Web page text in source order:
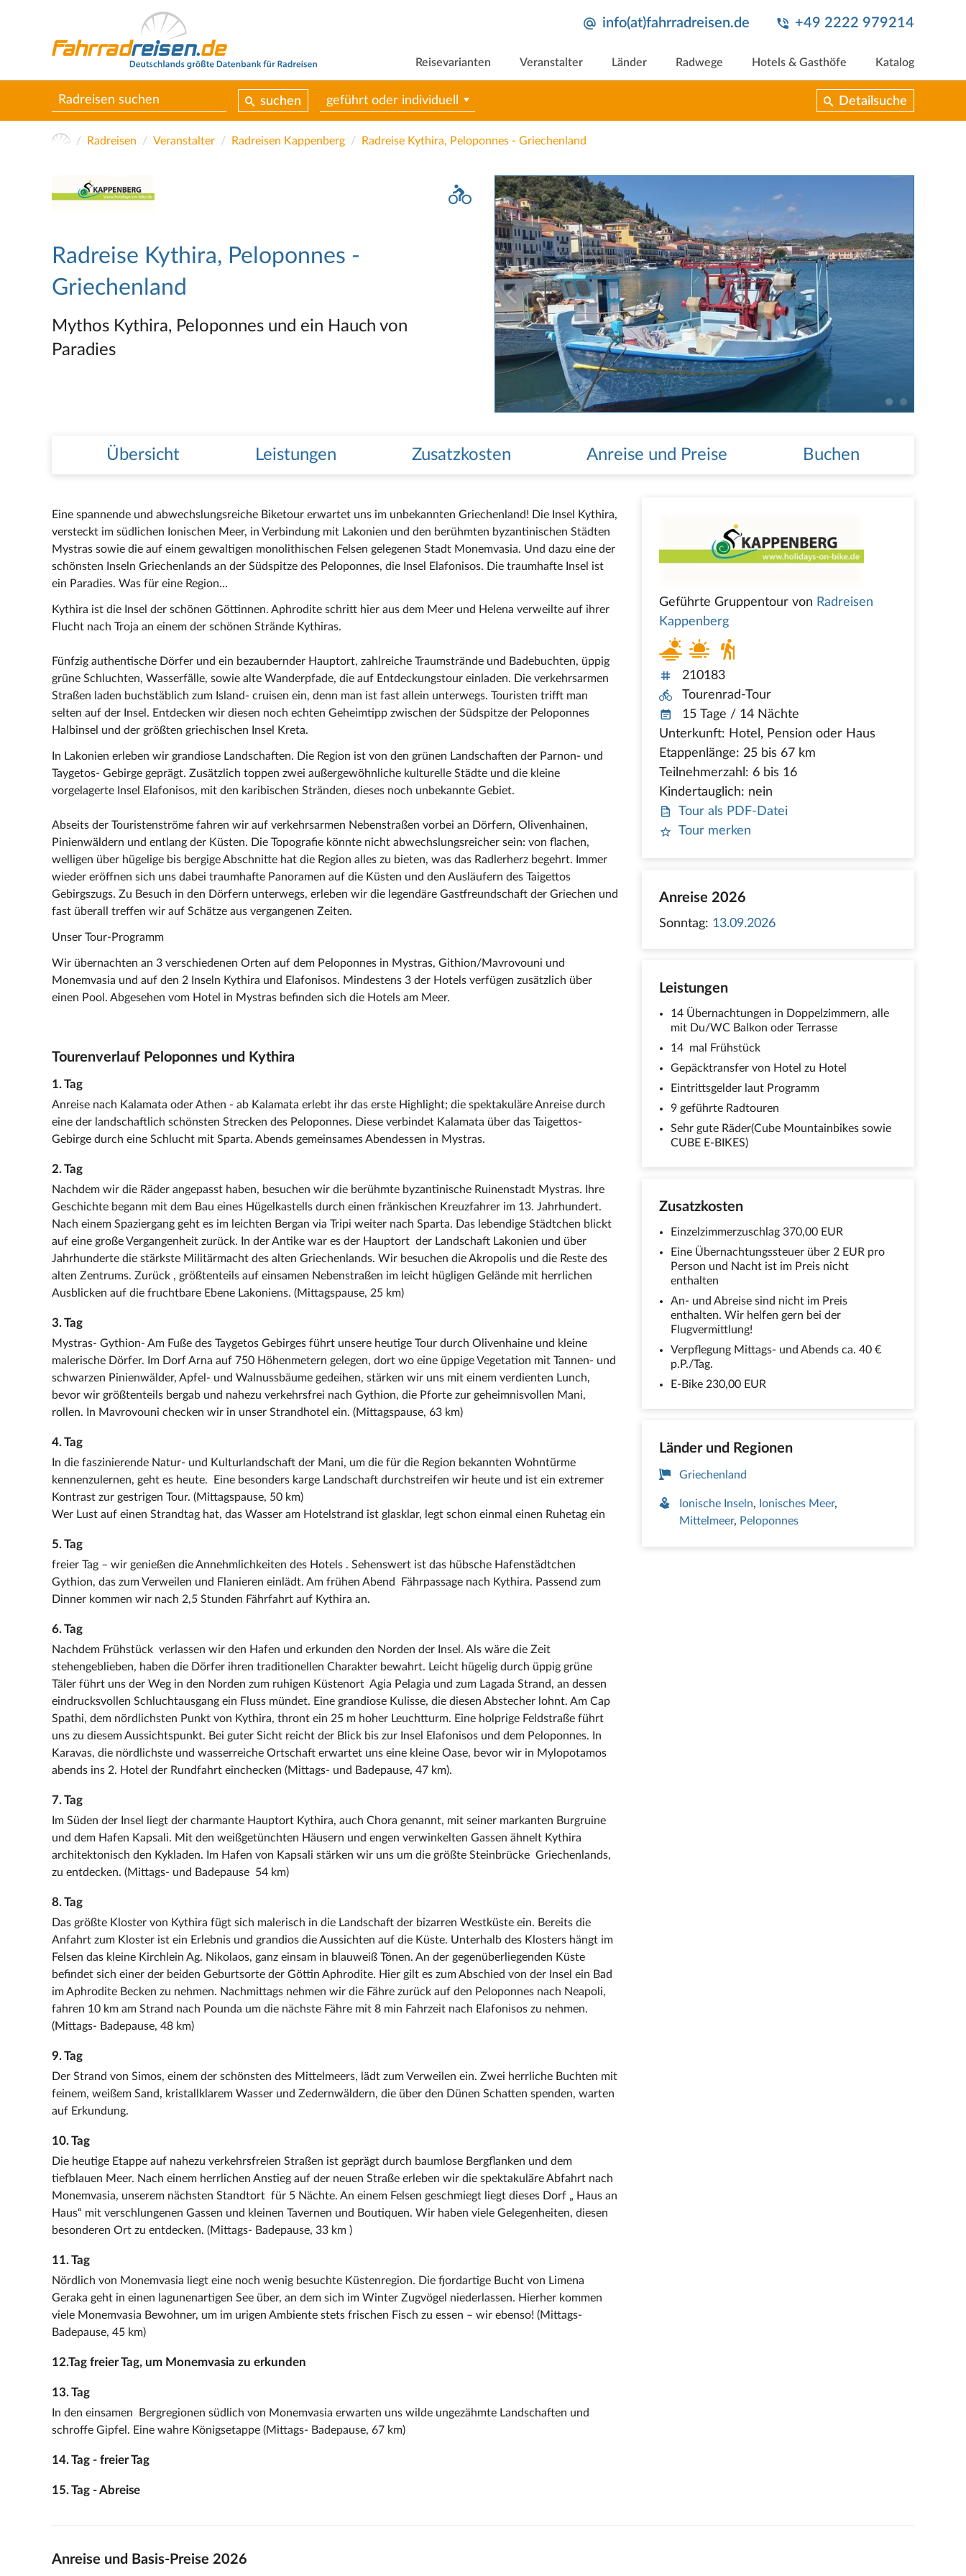
info(at)fahrradreisen.de +49 2222 979214
Reisevarianten Veranstalter Länder Radwege Hotels & Gasthöfe Katalog
suchen geführt oder individuell Detailsuche
Radreisen Veranstalter Radreisen Kappenberg Radreise Kythira, Peloponnes - Griechenland
Radreise Kythira, Peloponnes -
Griechenland
Mythos Kythira, Peloponnes und ein Hauch von
Paradies
Übersicht Leistungen Zusatzkosten Anreise und Preise Buchen
Eine spannende und abwechslungsreiche Biketour erwartet uns im unbekannten Griechenland! Die Insel Kythira,
versteckt im südlichen Ionischen Meer, in Verbindung mit Lakonien und den berühmten byzantinischen Städten
Mystras sowie die auf einem gewaltigen monolithischen Felsen gelegenen Stadt Monemvasia. Und dazu eine der
schönsten Inseln Griechenlands an der Südspitze des Peloponnes, die Insel Elafonisos. Die traumhafte Insel ist
ein Paradies. Was für eine Region…
Kythira ist die Insel der schönen Göttinnen. Aphrodite schritt hier aus dem Meer und Helena verweilte auf ihrer
Flucht nach Troja an einem der schönen Strände Kythiras.
Fünfzig authentische Dörfer und ein bezaubernder Hauptort, zahlreiche Traumstrände und Badebuchten, üppig
grüne Schluchten, Wasserfälle, sowie alte Wanderpfade, die auf Entdeckungstour einladen. Die verkehrsarmen
Straßen laden buchstäblich zum Island- cruisen ein, denn man ist fast allein unterwegs. Touristen trifft man
selten auf der Insel. Entdecken wir diesen noch echten Geheimtipp zwischen der Südspitze der Peloponnes
Halbinsel und der größten griechischen Insel Kreta.
In Lakonien erleben wir grandiose Landschaften. Die Region ist von den grünen Landschaften der Parnon- und
Taygetos- Gebirge geprägt. Zusätzlich toppen zwei außergewöhnliche kulturelle Städte und die kleine
vorgelagerte Insel Elafonisos, mit den karibischen Stränden, dieses noch unbekannte Gebiet.
Abseits der Touristenströme fahren wir auf verkehrsarmen Nebenstraßen vorbei an Dörfern, Olivenhainen,
Pinienwäldern und entlang der Küsten. Die Topografie könnte nicht abwechslungsreicher sein: von flachen,
welligen über hügelige bis bergige Abschnitte hat die Region alles zu bieten, was das Radlerherz begehrt. Immer
wieder eröffnen sich uns dabei traumhafte Panoramen auf die Küsten und den Ausläufern des Taigettos
Gebirgszugs. Zu Besuch in den Dörfern unterwegs, erleben wir die legendäre Gastfreundschaft der Griechen und
fast überall treffen wir auf Schätze aus vergangenen Zeiten.
Unser Tour-Programm
Wir übernachten an 3 verschiedenen Orten auf dem Peloponnes in Mystras, Githion/Mavrovouni und
Monemvasia und auf den 2 Inseln Kythira und Elafonisos. Mindestens 3 der Hotels verfügen zusätzlich über
einen Pool. Abgesehen vom Hotel in Mystras befinden sich die Hotels am Meer.
Tourenverlauf Peloponnes und Kythira
1. Tag
Anreise nach Kalamata oder Athen - ab Kalamata erlebt ihr das erste Highlight; die spektakuläre Anreise durch
eine der landschaftlich schönsten Strecken des Peloponnes. Diese verbindet Kalamata über das Taigettos-
Gebirge durch eine Schlucht mit Sparta. Abends gemeinsames Abendessen in Mystras.
2. Tag
Nachdem wir die Räder angepasst haben, besuchen wir die berühmte byzantinische Ruinenstadt Mystras. Ihre
Geschichte begann mit dem Bau eines Hügelkastells durch einen fränkischen Kreuzfahrer im 13. Jahrhundert.
Nach einem Spaziergang geht es im leichten Bergan via Tripi weiter nach Sparta. Das lebendige Städtchen blickt
auf eine große Vergangenheit zurück. In der Antike war es der Hauptort der Landschaft Lakonien und über
Jahrhunderte die stärkste Militärmacht des alten Griechenlands. Wir besuchen die Akropolis und die Reste des
alten Zentrums. Zurück , größtenteils auf einsamen Nebenstraßen im leicht hügligen Gelände mit herrlichen
Ausblicken auf die fruchtbare Ebene Lakoniens. (Mittagspause, 25 km)
3. Tag
Mystras- Gythion- Am Fuße des Taygetos Gebirges führt unsere heutige Tour durch Olivenhaine und kleine
malerische Dörfer. Im Dorf Arna auf 750 Höhenmetern gelegen, dort wo eine üppige Vegetation mit Tannen- und
schwarzen Pinienwälder, Apfel- und Walnussbäume gedeihen, stärken wir uns mit einem verdienten Lunch,
bevor wir größtenteils bergab und nahezu verkehrsfrei nach Gythion, die Pforte zur geheimnisvollen Mani,
rollen. In Mavrovouni checken wir in unser Strandhotel ein. (Mittagspause, 63 km)
4. Tag
In die faszinierende Natur- und Kulturlandschaft der Mani, um die für die Region bekannten Wohntürme
kennenzulernen, geht es heute. Eine besonders karge Landschaft durchstreifen wir heute und ist ein extremer
Kontrast zur gestrigen Tour. (Mittagspause, 50 km)
Wer Lust auf einen Strandtag hat, das Wasser am Hotelstrand ist glasklar, legt schon einmal einen Ruhetag ein
5. Tag
freier Tag – wir genießen die Annehmlichkeiten des Hotels . Sehenswert ist das hübsche Hafenstädtchen
Gythion, das zum Verweilen und Flanieren einlädt. Am frühen Abend Fährpassage nach Kythira. Passend zum
Dinner kommen wir nach 2,5 Stunden Fährfahrt auf Kythira an.
6. Tag
Nachdem Frühstück verlassen wir den Hafen und erkunden den Norden der Insel. Als wäre die Zeit
stehengeblieben, haben die Dörfer ihren traditionellen Charakter bewahrt. Leicht hügelig durch üppig grüne
Täler führt uns der Weg in den Norden zum ruhigen Küstenort Agia Pelagia und zum Lagada Strand, an dessen
eindrucksvollen Schluchtausgang ein Fluss mündet. Eine grandiose Kulisse, die diesen Abstecher lohnt. Am Cap
Spathi, dem nördlichsten Punkt von Kythira, thront ein 25 m hoher Leuchtturm. Eine holprige Feldstraße führt
uns zu diesem Aussichtspunkt. Bei guter Sicht reicht der Blick bis zur Insel Elafonisos und dem Peloponnes. In
Karavas, die nördlichste und wasserreiche Ortschaft erwartet uns eine kleine Oase, bevor wir in Mylopotamos
abends ins 2. Hotel der Rundfahrt einchecken (Mittags- und Badepause, 47 km).
7. Tag
Im Süden der Insel liegt der charmante Hauptort Kythira, auch Chora genannt, mit seiner markanten Burgruine
und dem Hafen Kapsali. Mit den weißgetünchten Häusern und engen verwinkelten Gassen ähnelt Kythira
architektonisch den Kykladen. Im Hafen von Kapsali stärken wir uns um die größte Steinbrücke Griechenlands,
zu entdecken. (Mittags- und Badepause 54 km)
8. Tag
Das größte Kloster von Kythira fügt sich malerisch in die Landschaft der bizarren Westküste ein. Bereits die
Anfahrt zum Kloster ist ein Erlebnis und grandios die Aussichten auf die Küste. Unterhalb des Klosters hängt im
Felsen das kleine Kirchlein Ag. Nikolaos, ganz einsam in blauweiß Tönen. An der gegenüberliegenden Küste
befindet sich einer der beiden Geburtsorte der Göttin Aphrodite. Hier gilt es zum Abschied von der Insel ein Bad
im Aphrodite Becken zu nehmen. Nachmittags nehmen wir die Fähre zurück auf den Peloponnes nach Neapoli,
fahren 10 km am Strand nach Pounda um die nächste Fähre mit 8 min Fahrzeit nach Elafonisos zu nehmen.
(Mittags- Badepause, 48 km)
9. Tag
Der Strand von Simos, einem der schönsten des Mittelmeers, lädt zum Verweilen ein. Zwei herrliche Buchten mit
feinem, weißem Sand, kristallklarem Wasser und Zedernwäldern, die über den Dünen Schatten spenden, warten
auf Erkundung.
10. Tag
Die heutige Etappe auf nahezu verkehrsfreien Straßen ist geprägt durch baumlose Bergflanken und dem
tiefblauen Meer. Nach einem herrlichen Anstieg auf der neuen Straße erleben wir die spektakuläre Abfahrt nach
Monemvasia, unserem nächsten Standtort für 5 Nächte. An einem Felsen geschmiegt liegt dieses Dorf „ Haus an
Haus“ mit verschlungenen Gassen und kleinen Tavernen und Boutiquen. Wir haben viele Gelegenheiten, diesen
besonderen Ort zu entdecken. (Mittags- Badepause, 33 km )
11. Tag
Nördlich von Monemvasia liegt eine noch wenig besuchte Küstenregion. Die fjordartige Bucht von Limena
Geraka geht in einen lagunenartigen See über, an dem sich im Winter Zugvögel niederlassen. Hierher kommen
viele Monemvasia Bewohner, um im urigen Ambiente stets frischen Fisch zu essen – wir ebenso! (Mittags-
Badepause, 45 km)
12.Tag freier Tag, um Monemvasia zu erkunden
13. Tag
In den einsamen Bergregionen südlich von Monemvasia erwarten uns wilde ungezähmte Landschaften und
schroffe Gipfel. Eine wahre Königsetappe (Mittags- Badepause, 67 km)
14. Tag - freier Tag
15. Tag - Abreise
Geführte Gruppentour von Radreisen
Kappenberg
210183
Tourenrad-Tour
15 Tage / 14 Nächte
Unterkunft: Hotel, Pension oder Haus
Etappenlänge: 25 bis 67 km
Teilnehmerzahl: 6 bis 16
Kindertauglich: nein
Tour als PDF-Datei
Tour merken
Anreise 2026
Sonntag: 13.09.2026
Leistungen
14 Übernachtungen in Doppelzimmern, alle
mit Du/WC Balkon oder Terrasse
14 mal Frühstück
Gepäcktransfer von Hotel zu Hotel
Eintrittsgelder laut Programm
9 geführte Radtouren
Sehr gute Räder(Cube Mountainbikes sowie
CUBE E-BIKES)
Zusatzkosten
Einzelzimmerzuschlag 370,00 EUR
Eine Übernachtungssteuer über 2 EUR pro
Person und Nacht ist im Preis nicht
enthalten
An- und Abreise sind nicht im Preis
enthalten. Wir helfen gern bei der
Flugvermittlung!
Verpflegung Mittags- und Abends ca. 40 €
p.P./Tag.
E-Bike 230,00 EUR
Länder und Regionen
Griechenland
Ionische Inseln
Ionisches Meer
Mittelmeer
Peloponnes
Anreise und Basis-Preise 2026